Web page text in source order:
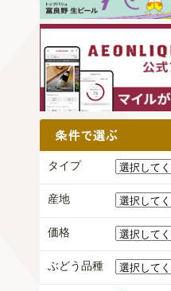
タイプ
産地
価格
ぶどう品種